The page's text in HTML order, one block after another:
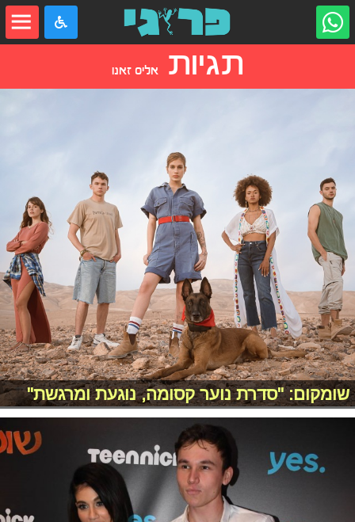
תגיותאליס זאנו
שומקום: "סדרת נוער קסומה, נוגעת ומרגשת"